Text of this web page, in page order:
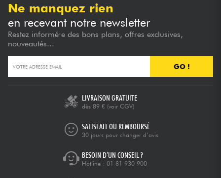
Vents
Violons & Quatuor
Eveil Musical
Voir nos marques
Ne manquez rien
en recevant notre newsletter
Restez informé·e des bons plans, offres exclusives,
nouveautés...
GO !
LIVRAISON GRATUITE
dès 89 € (voir CGV)
SATISFAIT OU REMBOURSÉ
30 jours pour changer d’avis
BESOIN D’UN CONSEIL ?
Hotline : 01 81 930 900